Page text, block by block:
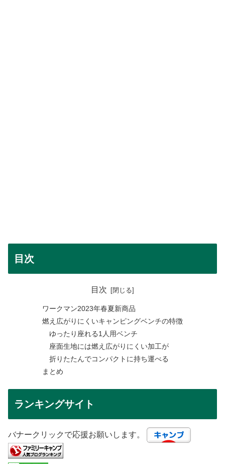
目次
目次
ワークマン2023年春夏新商品
燃え広がりにくいキャンピングベンチの特徴
ゆったり座れる1人用ベンチ
座面生地には燃え広がりにくい加工が
折りたたんでコンパクトに持ち運べる
まとめ
ランキングサイト
バナークリックで応援お願いします。